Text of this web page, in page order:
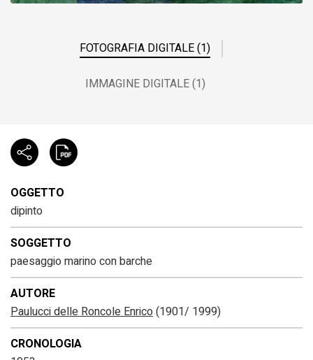
FOTOGRAFIA DIGITALE (1)
IMMAGINE DIGITALE (1)
OGGETTO
dipinto
SOGGETTO
paesaggio marino con barche
AUTORE
Paulucci delle Roncole Enrico(1901/ 1999)
CRONOLOGIA